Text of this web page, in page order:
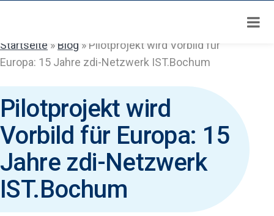
springen
Startseite » Blog » Pilotprojekt wird Vorbild für
Europa: 15 Jahre zdi-Netzwerk IST.Bochum
Pilotprojekt wird
Vorbild für Europa: 15
Jahre zdi-Netzwerk
IST.Bochum